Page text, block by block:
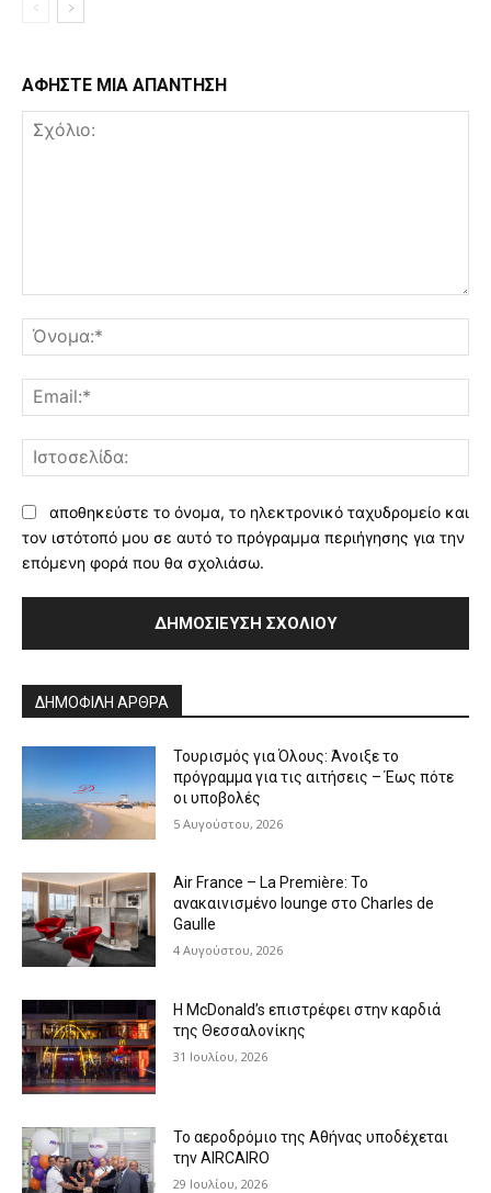
ΑΦΗΣΤΕ ΜΙΑ ΑΠΑΝΤΗΣΗ
αποθηκεύστε το όνομα, το ηλεκτρονικό ταχυδρομείο και
τον ιστότοπό μου σε αυτό το πρόγραμμα περιήγησης για την
επόμενη φορά που θα σχολιάσω.
ΔΗΜΟΦΙΛΗ ΑΡΘΡΑ
Τουρισμός για Όλους: Άνοιξε το
πρόγραμμα για τις αιτήσεις – Έως πότε
οι υποβολές
5 Αυγούστου, 2026
Air France – La Première: Το
ανακαινισμένο lounge στο Charles de
Gaulle
4 Αυγούστου, 2026
Η McDonald’s επιστρέφει στην καρδιά
της Θεσσαλονίκης
31 Ιουλίου, 2026
Το αεροδρόμιο της Αθήνας υποδέχεται
την AIRCAIRO
29 Ιουλίου, 2026